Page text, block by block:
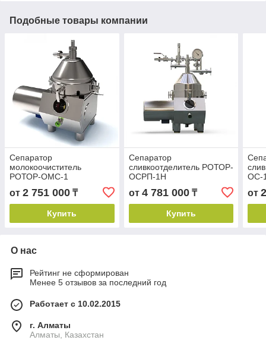
Подобные товары компании
Сепаратор
молокоочиститель
РОТОР-ОМС-1
от 2 751 000 ₸
Купить
Сепаратор
сливкоотделитель РОТОР-
ОСРП-1Н
от 4 781 000₸
Купить
ОС-
от
О нас
Рейтинг не сформирован
Менее 5 отзывов за последний год
Работает с 10.02.2015
г. Алматы
Алматы, Казахстан